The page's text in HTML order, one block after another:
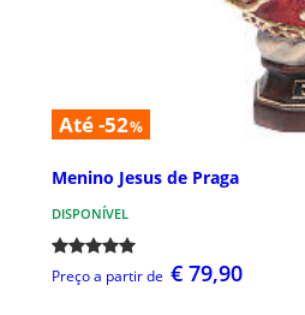
Até -52%
Menino Jesus de Praga
DISPONÍVEL
Preço a partir de € 79,90